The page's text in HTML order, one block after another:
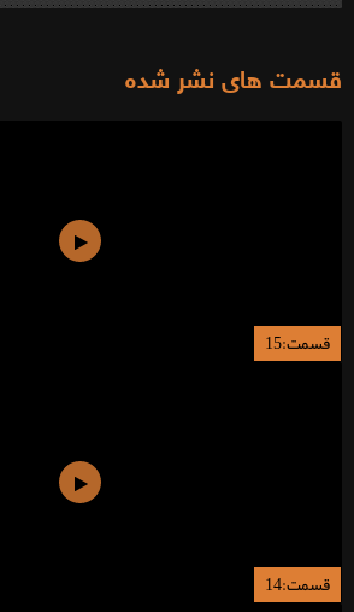
قسمت های نشر شده
قسمت:15
قسمت:14